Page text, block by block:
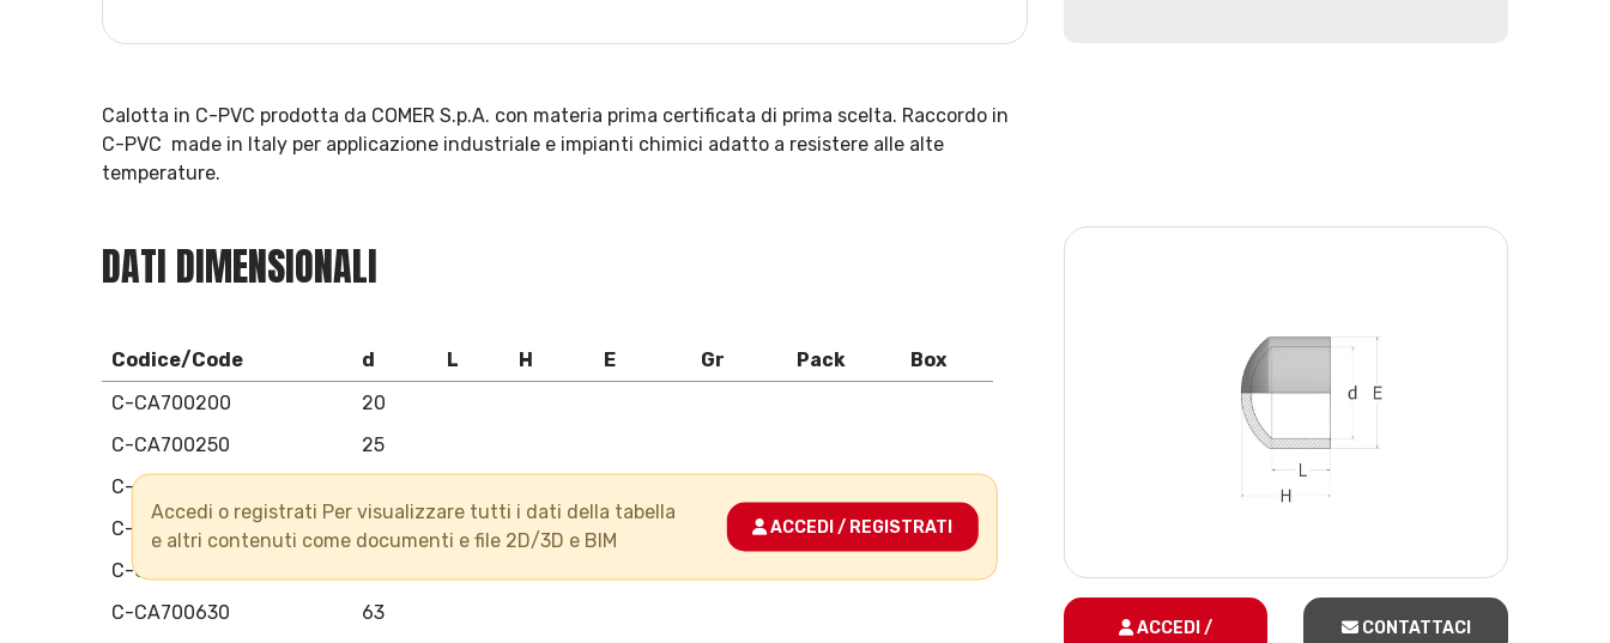
Calotta in C-PVC prodotta da COMER S.p.A. con materia prima certificata di prima scelta. Raccordo in
C-PVC made in Italy per applicazione industriale e impianti chimici adatto a resistere alle alte
temperature.
DATI DIMENSIONALI
Codice/Code d L H E Gr Pack
Box
C-CA700200
20
C-CA700250
25
C-CA700320
C-CA700400
40
C-CA700500
C-CA700630
63
Accedi o registrati Per visualizzare tutti i dati della tabella
e altri contenuti come documenti e file 2D/3D e BIM
ACCEDI / REGISTRATI
ACCEDI /
CONTATTACI